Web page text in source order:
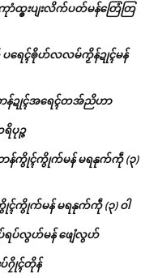
ထ္ၜးပျးလိက်ပတ်မန်တြေံတြ
ပရေၚ်ၜိုဟ်လလမ်ကၟိန်ဍုၚ်မန်
န်ဍုၚ်အရေၚ်တအ်ညိဟာ
ဉ္ဇ
ာန်ကွိုၚ်ကွိုက်မန် မရနုက်ကဵု (၃)
ကွိုက်မန် မရနုက်ကဵု (၃) ဝါ
ပ်လွဟ်မန် ဖျေံလွဟ်
ပ်ဂၠိုၚ်တိုန်